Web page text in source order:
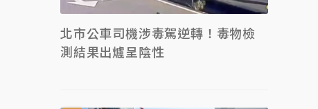
北市公車司機涉毒駕逆轉！毒物檢
測結果出爐呈陰性